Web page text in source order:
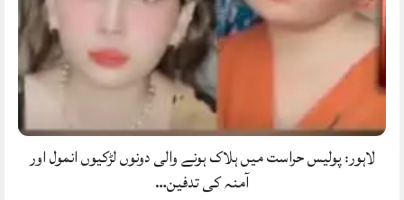
لاہور: پولیس حراست میں ہلاک ہونے والی دونوں لڑکیوں انمول اور
آمنہ کی تدفین…